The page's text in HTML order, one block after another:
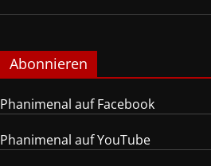
Abonnieren
Phanimenal auf Facebook
Phanimenal auf YouTube